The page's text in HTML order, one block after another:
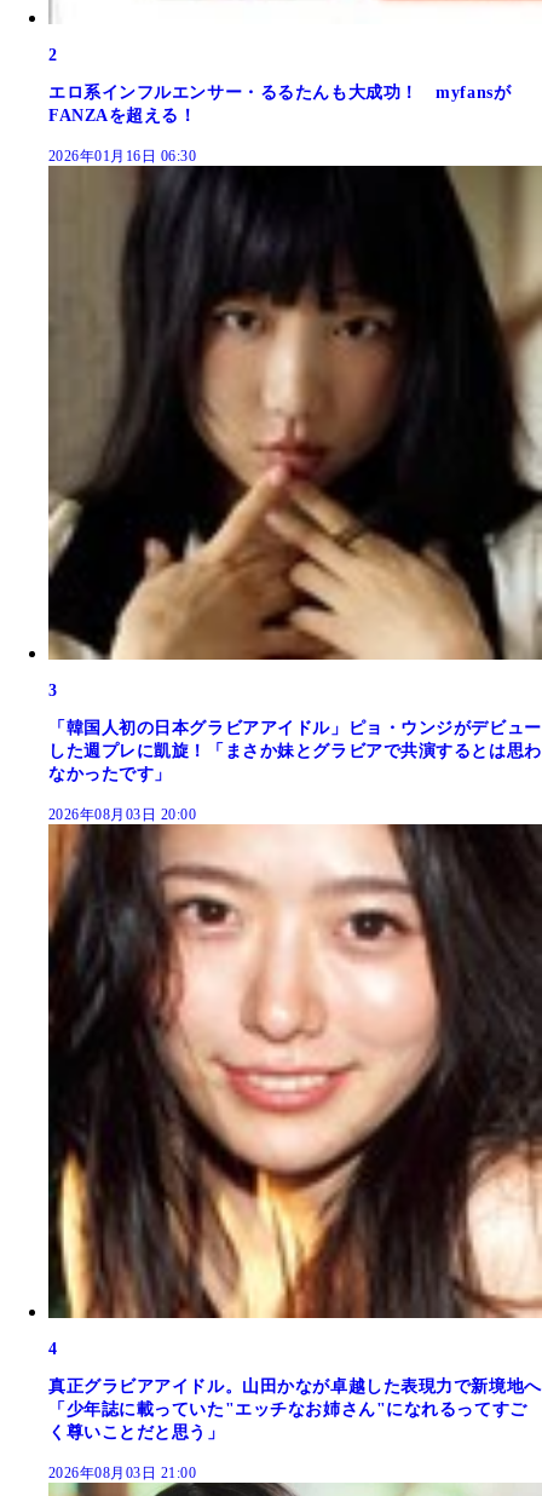
2
エロ系インフルエンサー・るるたんも大成功！ myfansが
FANZAを超える！
2026年01月16日 06:30
3
「韓国人初の日本グラビアアイドル」ピョ・ウンジがデビュー
した週プレに凱旋！「まさか妹とグラビアで共演するとは思わ
なかったです」
2026年08月03日 20:00
4
真正グラビアアイドル。山田かなが卓越した表現力で新境地へ
「少年誌に載っていた"エッチなお姉さん"になれるってすご
く尊いことだと思う」
2026年08月03日 21:00